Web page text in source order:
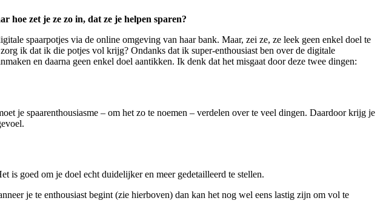
hoe zet je ze zo in, dat ze je helpen sparen?
spaarpotjes via de online omgeving van haar bank. Maar, zei ze, ze leek geen enkel doel te
ik dat ik die potjes vol krijg? Ondanks dat ik super-enthousiast ben over de digitale
en daarna geen enkel doel aantikken. Ik denk dat het misgaat door deze twee dingen:
je spaarenthousiasme – om het zo te noemen – verdelen over te veel dingen. Daardoor krijg je
is goed om je doel echt duidelijker en meer gedetailleerd te stellen.
je te enthousiast begint (zie hierboven) dan kan het nog wel eens lastig zijn om vol te